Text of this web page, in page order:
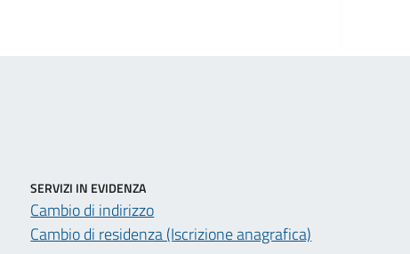
SERVIZI IN EVIDENZA
Cambio di indirizzo
Cambio di residenza (Iscrizione anagrafica)